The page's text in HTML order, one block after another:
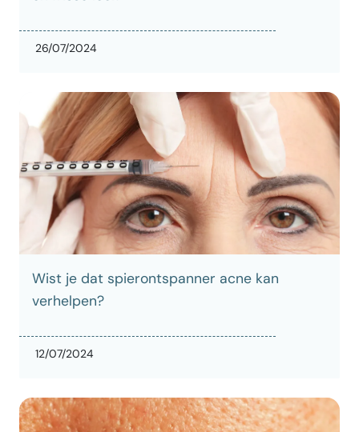
26/07/2024
Wist je dat spierontspanner acne kan
verhelpen?
12/07/2024